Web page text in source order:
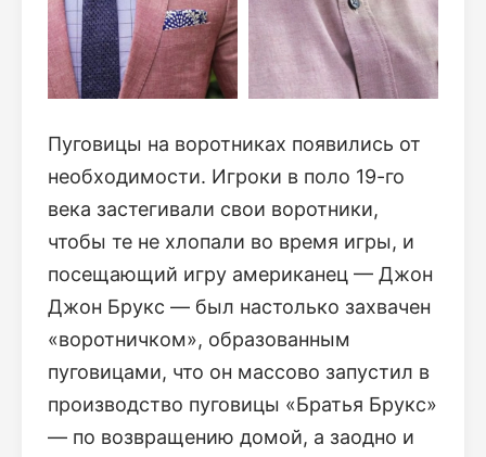
Пуговицы на воротниках появились от
необходимости. Игроки в поло 19-го
века застегивали свои воротники,
чтобы те не хлопали во время игры, и
посещающий игру американец — Джон
Джон Брукс — был настолько захвачен
«воротничком», образованным
пуговицами, что он массово запустил в
производство пуговицы «Братья Брукс»
— по возвращению домой, а заодно и